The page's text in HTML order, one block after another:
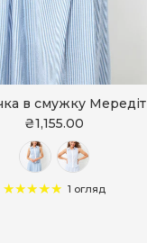
в смужку Мередіт
₴1,155.00
1 огляд